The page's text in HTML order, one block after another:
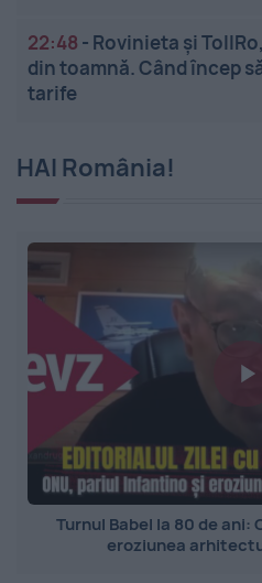
22:48 - Rovinieta și
din toamnă. Când încep
tarife
HAI România!
Turnul Babel la 80 de ani:
eroziunea